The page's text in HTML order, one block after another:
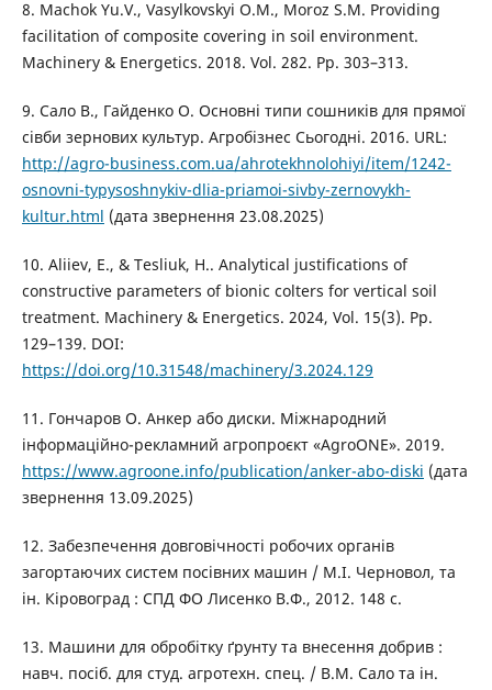
8. Machok Yu.V., Vasylkovskyi O.M., Moroz S.M. Providing
facilitation of composite covering in soil environment.
Machinery & Energetics. 2018. Vol. 282. Pp. 303–313.
9. Сало В., Гайденко О. Основні типи сошників для прямої
сівби зернових культур. Агробізнес Сьогодні. 2016. URL:
http://agro-business.com.ua/ahrotekhnolohiyi/item/1242-
osnovni-typysoshnykiv-dlia-priamoi-sivby-zernovykh-
kultur.html (дата звернення 23.08.2025)
10. Aliiev, E., & Tesliuk, H.. Analytical justifications of
constructive parameters of bionic colters for vertical soil
treatment. Machinery & Energetics. 2024, Vol. 15(3). Pp.
129–139. DOI:
https://doi.org/10.31548/machinery/3.2024.129
11. Гончаров О. Анкер або диски. Міжнародний
інформаційно-рекламний агропроєкт «AgroONE». 2019.
https://www.agroone.info/publication/anker-abo-diski (дата
звернення 13.09.2025)
12. Забезпечення довговічності робочих органів
загортаючих систем посівних машин / М.І. Черновол, та
ін. Кіровоград : СПД ФО Лисенко В.Ф., 2012. 148 с.
13. Машини для обробітку ґрунту та внесення добрив :
навч. посіб. для студ. агротехн. спец. / В.М. Сало та ін.